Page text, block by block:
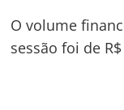
O volume
sessão foi de